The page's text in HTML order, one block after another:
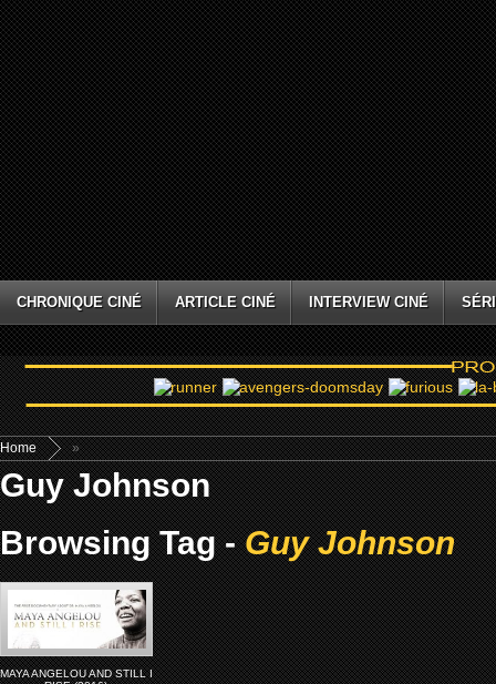
CHRONIQUE CINÉ ARTICLE CINÉ INTERVIEW CINÉ
Home »
Guy Johnson
Browsing Tag -Guy Johnson
MAYA ANGELOU AND STILL I